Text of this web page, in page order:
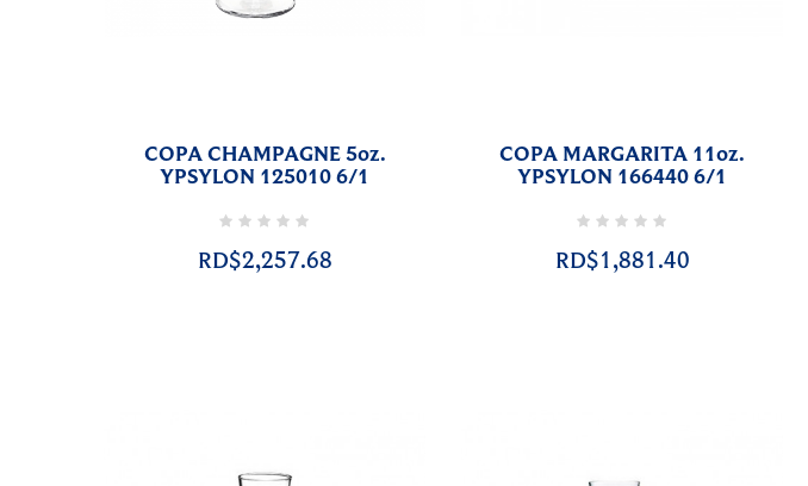
COPA CHAMPAGNE 5oz.
YPSYLON 125010 6/1
RD$2,257.68
COPA MARGARITA 11oz.
YPSYLON 166440 6/1
RD$1,881.40